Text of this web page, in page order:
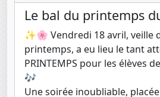
Le bal du printemps
✨🌸 Vendredi 18 avril, veille
printemps, a eu lieu le tant
PRINTEMPS pour les élèves
🎶
Une soirée inoubliable,